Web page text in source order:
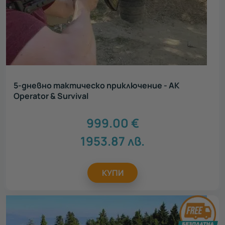
5-дневно тактическо приключение - AK
Operator & Survival
999.00 €
1953.87лв.
КУПИ